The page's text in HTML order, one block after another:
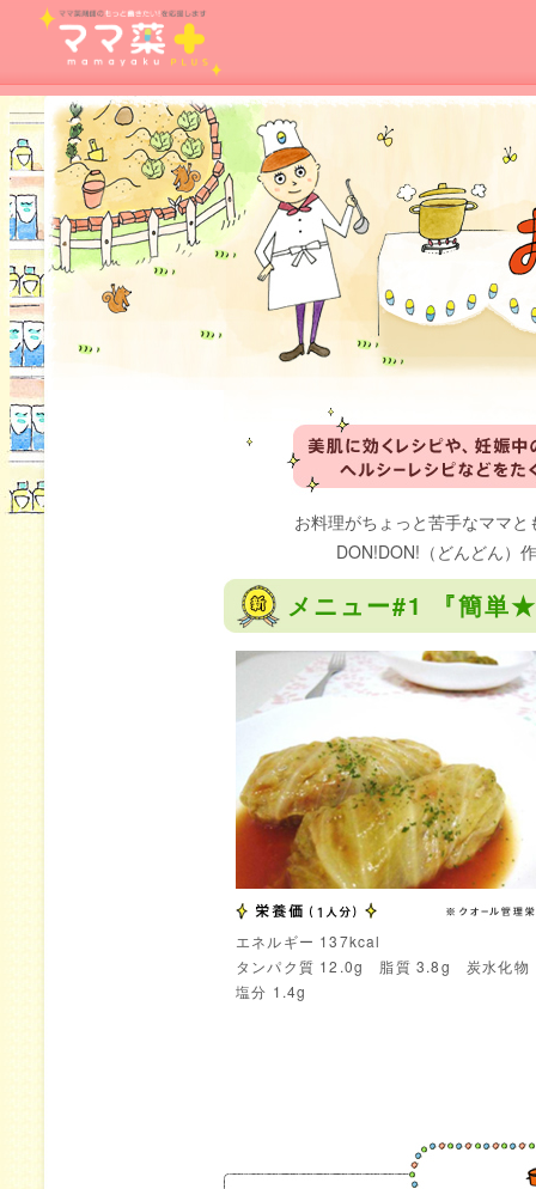
お料理がちょっと苦手なママ
DON!DON!（どんどん）
メニュー#1 『簡単
エネルギー 137kcal
タンパク質 12.0g 脂質 3.8g 炭水化物
塩分 1.4g